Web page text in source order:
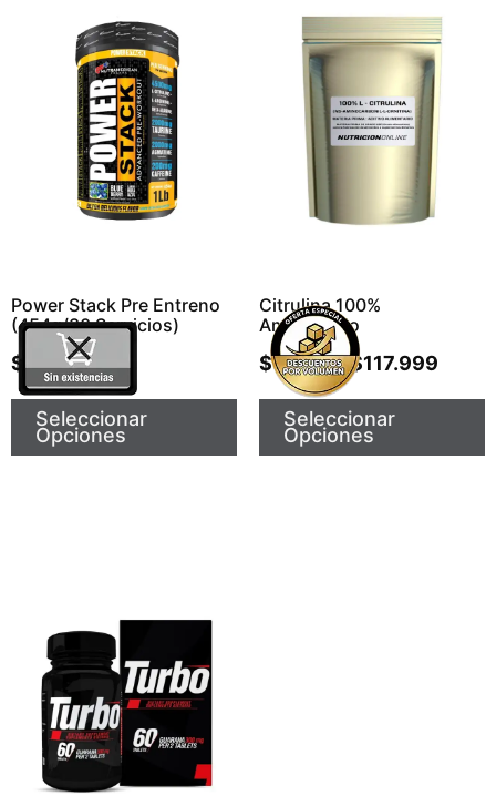
Power Stack Pre Entreno
(454g/30 Servicios)
$ 129.990
Seleccionar
Opciones
Citrulina 100%
Aminoacido
$59.999-$117.999
Seleccionar
Opciones